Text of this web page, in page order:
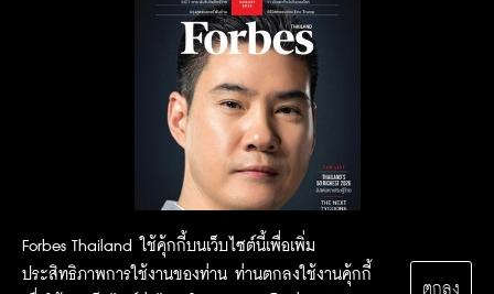
Forbes Thailand ใช้คุ้กกี้บนเว็บไซต์นี้เพื่อเพิ่ม
ประสิทธิภาพการใช้งานของท่าน ท่านตกลงใช้งานคุ้กกี้
ตกลง